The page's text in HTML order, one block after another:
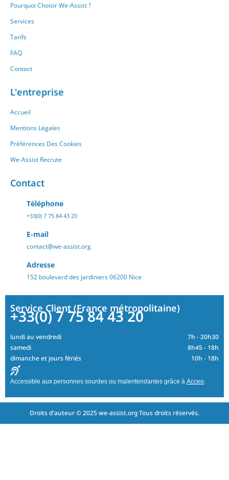
Pourquoi Choisir We-Assist ?
Services
Tarifs
FAQ
Contact
L'entreprise
Accueil
Mentions Légales
Préférences Des Cookies
We-Assist Recrute
Contact
Téléphone
+33(0) 7 75 84 43 20
E-mail
contact@we-assist.org
Adresse
152 boulevard des jardiniers 06200 Nice
Service Client (France métropolitaine)
+33(0) 7 75 84 43 20
lundi au vendredi
7h - 20h30
samedi
8h45 - 18h
dimanche et jours fériés
10h - 18h
Accessible aux personnes sourdes ou malentendantes grâce à Acceo.
Droits d'auteur © 2025 we-assist.org Tous droits réservés.